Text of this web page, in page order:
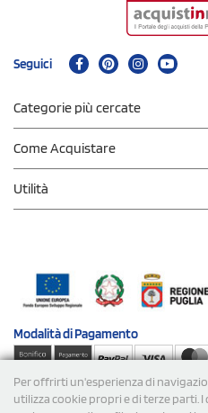
Per offrirti un'esperienza di
utilizza cookie propri e di terze parti.
Seguici
Categorie più cercate
Come Acquistare
Utilità
Modalità diPagamento
Spedizioni